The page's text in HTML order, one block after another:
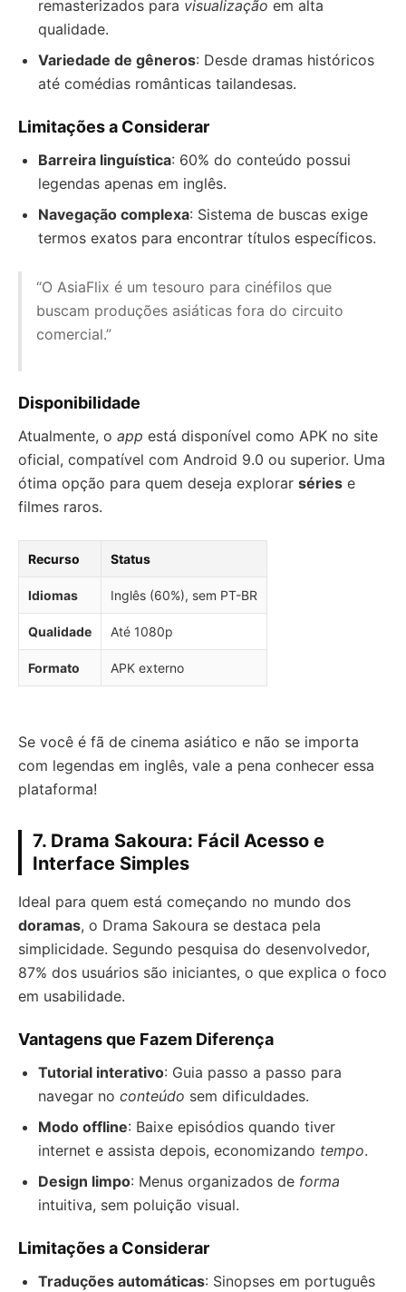
remasterizados para visualização em alta
qualidade.
Variedade de gêneros: Desde dramas históricos
até comédias românticas tailandesas.
Limitações a Considerar
Barreira linguística: 60% do conteúdo possui
legendas apenas em inglês.
Navegação complexa: Sistema de buscas exige
termos exatos para encontrar títulos específicos.
“O AsiaFlix é um tesouro para cinéfilos que
buscam produções asiáticas fora do circuito
comercial.”
Disponibilidade
Atualmente, o app está disponível como APK no site
oficial, compatível com Android 9.0 ou superior. Uma
ótima opção para quem deseja explorar séries e
filmes raros.
Recurso Status
Idiomas Inglês (60%), sem PT-BR
Qualidade Até 1080p
Formato APK externo
Se você é fã de cinema asiático e não se importa
com legendas em inglês, vale a pena conhecer essa
plataforma!
7. Drama Sakoura: Fácil Acesso e
Interface Simples
Ideal para quem está começando no mundo dos
doramas, o Drama Sakoura se destaca pela
simplicidade. Segundo pesquisa do desenvolvedor,
87% dos usuários são iniciantes, o que explica o foco
em usabilidade.
Vantagens que Fazem Diferença
Tutorial interativo: Guia passo a passo para
navegar no conteúdo sem dificuldades.
Modo offline: Baixe episódios quando tiver
internet e assista depois, economizando tempo.
Design limpo: Menus organizados de forma
intuitiva, sem poluição visual.
Limitações a Considerar
Traduções automáticas: Sinopses em português